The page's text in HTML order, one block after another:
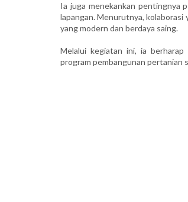
Ia juga menekankan pentingnya
lapangan. Menurutnya, kolaborasi
yang modern dan berdaya saing.
Melalui kegiatan ini, ia
program pembangunan pertanian